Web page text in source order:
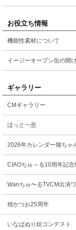
お役立ち情報
機能性素材について
イージーオープン缶の開
ギャラリー
CMギャラリー
ほっと一息
2026年カレンダー猫ちゃ
CIAOちゅ～る10周年記念
Wanちゅ〜るTVCM出演
焼かつお25周年
いなばぬり絵コンテスト